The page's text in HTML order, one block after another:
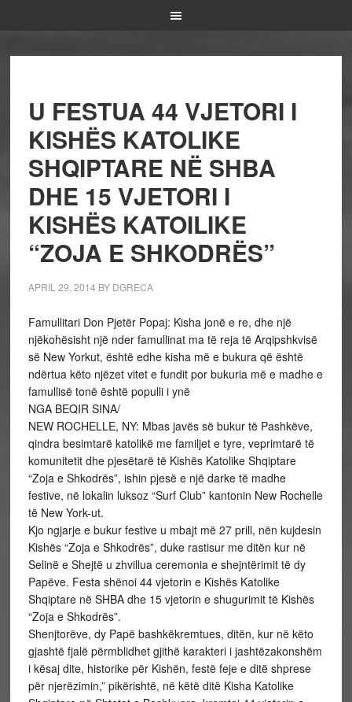
U FESTUA 44 VJETORI I
KISHËS KATOLIKE
SHQIPTARE NË SHBA
DHE 15 VJETORI I
KISHËS KATOILIKE
“ZOJA E SHKODRËS”
APRIL 29, 2014 BY DGRECA
Famullitari Don Pjetër Popaj: Kisha jonë e re, dhe një
njëkohësisht një nder famullinat ma të reja të Arqipshkvisë
së New Yorkut, është edhe kisha më e bukura që është
ndërtua këto njëzet vitet e fundit por bukuria më e madhe e
famullisë tonë është populli i ynë
NGA BEQIR SINA/
NEW ROCHELLE, NY: Mbas javës së bukur të Pashkëve,
qindra besimtarë katolikë me familjet e tyre, veprimtarë të
komunitetit dhe pjesëtarë të Kishës Katolike Shqiptare
“Zoja e Shkodrës”, ishin pjesë e një darke të madhe
festive, në lokalin luksoz “Surf Club” kantonin New Rochelle
të New York-ut.
Kjo ngjarje e bukur festive u mbajt më 27 prill, nën kujdesin
Kishës “Zoja e Shkodrës”, duke rastisur me ditën kur në
Selinë e Shejtë u zhvillua ceremonia e shejntërimit të dy
Papëve. Festa shënoi 44 vjetorin e Kishës Katolike
Shqiptare në SHBA dhe 15 vjetorin e shugurimit të Kishës
“Zoja e Shkodrës”.
Shenjtorëve, dy Papë bashkëkremtues, ditën, kur në këto
gjashtë fjalë përmblidhet gjithë karakteri i jashtëzakonshëm
i kësaj dite, historike për Kishën, festë feje e ditë shprese
për njerëzimin,” pikërishtë, në këtë ditë Kisha Katolike